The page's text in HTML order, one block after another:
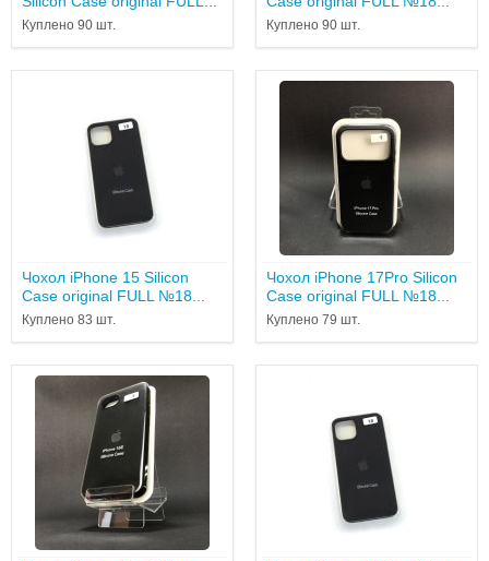
№18 black...
Куплено 90 шт.
black...
Куплено 90 шт.
Чохол iPhone 15 Silicon
Case original FULL №18
Black...
Куплено 83 шт.
Чохол iPhone 17Pro Silicon
Case original FULL №18
black...
Куплено 79 шт.